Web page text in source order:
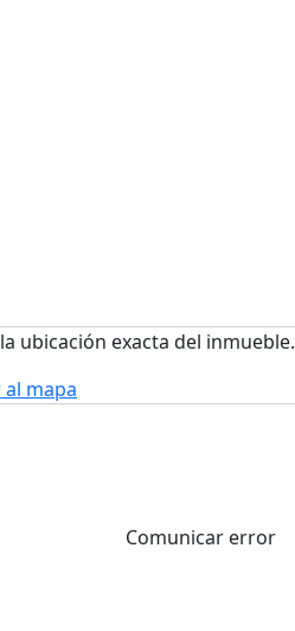
ubicación exacta del inmueble.
al mapa
Comunicar error